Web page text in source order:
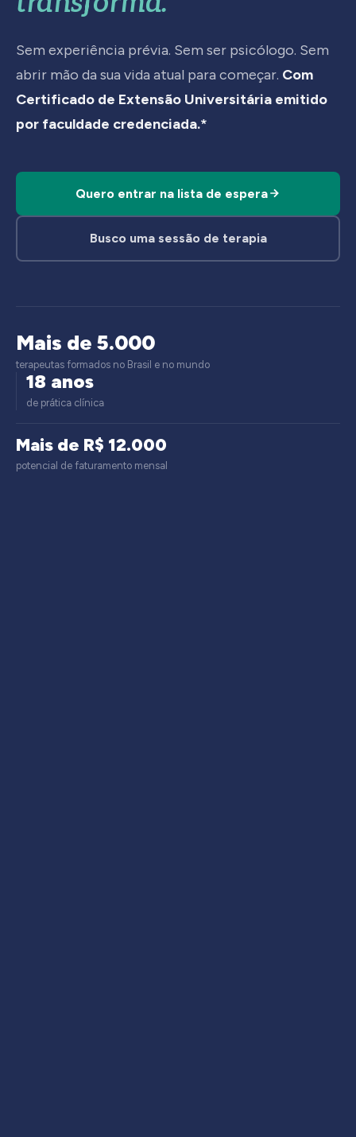
Sem experiência prévia. Sem ser psicólogo. Sem
abrir mão da sua vida atual para começar. Com
Certificado de Extensão Universitária emitido
por faculdade credenciada.*
Quero entrar na lista de espera
Busco uma sessão de terapia
Mais de 5.000
terapeutas formados no Brasil e no mundo
18 anos
de prática clínica
Mais de R$ 12.000
potencial de faturamento mensal